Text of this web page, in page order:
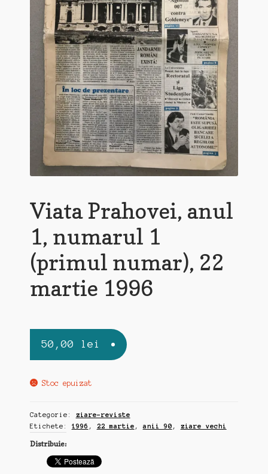
Viata Prahovei, anul
1, numarul 1
(primul numar), 22
martie 1996
50,00 lei
Stoc epuizat
Categorie: ziare-reviste
Etichete: 1996 , 22 martie ,anii 90 , ziare vechi
Distribuie: